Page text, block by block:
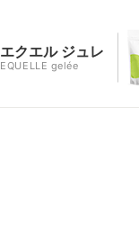
エクエル ジュレ
EQUELLE gelée